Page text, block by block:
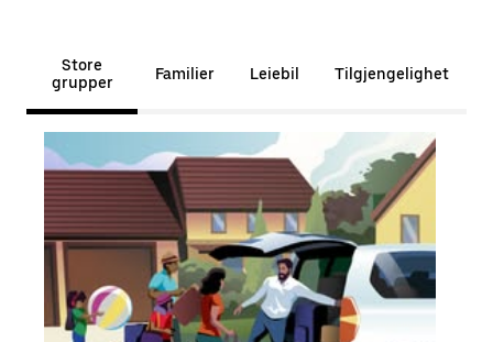
Store
grupper
Familier Leiebil Tilgjengelighet